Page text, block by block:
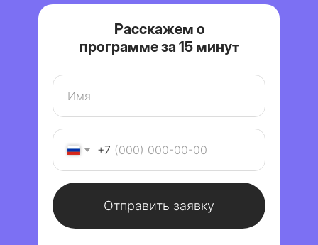
+7
Отправить заявку
Расскажем о
программе за 15 минут